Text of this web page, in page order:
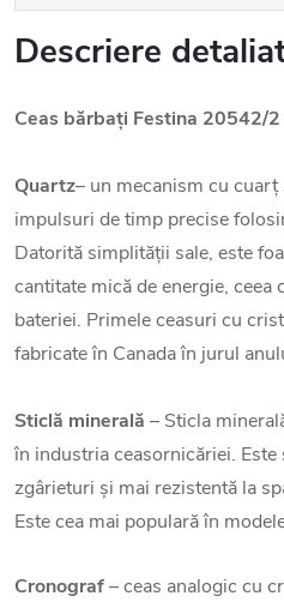
Descriere
Ceas bărbați Festina 20542/2
Quartz– un mecanism cu cuarț
impulsuri de timp precise
Datorită simplității sale, este
cantitate mică de energie, ceea
bateriei. Primele ceasuri cu
fabricate în Canada în jurul
Sticlă minerală – Sticla
în industria ceasornicăriei.
zgârieturi și mai rezistentă la
Este cea mai populară în
Cronograf– ceas analogic cu